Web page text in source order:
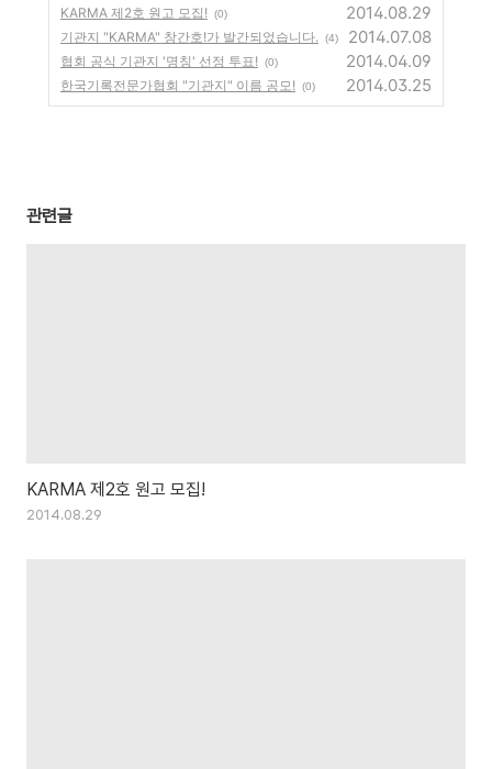
KARMA 제2호 원고 모집! (0) 2014.08.29
기관지 "KARMA" 창간호!가 발간되었습니다. (4) 2014.07.08
협회 공식 기관지 '명칭' 선정 투표! (0) 2014.04.09
한국기록전문가협회 "기관지" 이름 공모! (0) 2014.03.25
관련글
KARMA 제2호 원고 모집!
2014.08.29